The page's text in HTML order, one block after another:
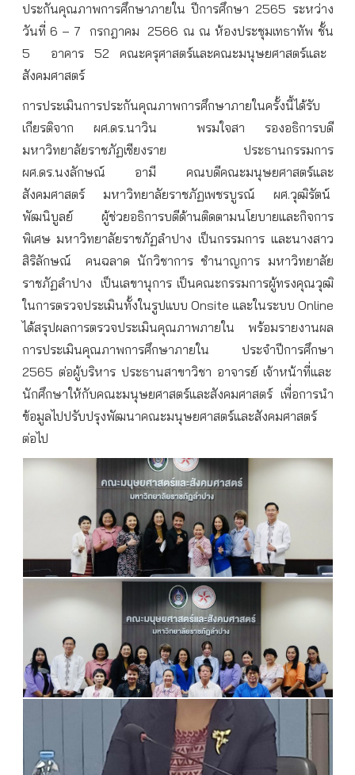
ประกันคุณภาพการศึกษาภายใน ปีการศึกษา 2565 ระหว่าง
วันที่ 6 – 7 กรกฎาคม 2566 ณ ณ ห้องประชุมเทธาทัพ ชั้น
5
อาคาร52 คณะครุศาสตร์และคณะมนุษยศาสตร์และ
สังคมศาสตร์
การประเมินการประกันคุณภาพการศึกษาภายในครั้งนี้ได้รับ
เกียรติจาก
ผศ.ดร.นาวิน พรมใจสา
รองอธิการบดี
มหาวิทยาลัยราชภัฏเชียงราย
ประธานกรรมการ
ผศ.ดร.นงลักษณ์ อามี
คณบดีคณะมนุษยศาสตร์และ
สังคมศาสตร์
มหาวิทยาลัยราชภัฏเพชรบูรณ์ ผศ.วุฒิรัตน์
พัฒนิบูลย์
ผู้ช่วยอธิการบดีด้านติดตามนโยบายและกิจการ
พิเศษ มหาวิทยาลัยราชภัฏลำปาง เป็นกรรมการ และนางสาว
สิริลักษณ์
คนฉลาด นักวิชาการ ชำนาญการ มหาวิทยาลัย
ราชภัฏลำปาง เป็นเลขานุการ เป็นคณะกรรมการผู้ทรงคุณวุฒิ
ในการตรวจประเมินทั้งในรูปแบบ Onsite และในระบบ Online
ได้สรุปผลการตรวจประเมินคุณภาพภายใน
พร้อมรายงานผล
การประเมินคุณภาพการศึกษาภายใน
ประจำปีการศึกษา
2565 ต่อผู้บริหาร ประธานสาขาวิชา อาจารย์ เจ้าหน้าที่และ
นักศึกษาให้กับคณะมนุษยศาสตร์และสังคมศาสตร์ เพื่อการนำ
ข้อมูลไปปรับปรุงพัฒนาคณะมนุษยศาสตร์และสังคมศาสตร์
ต่อไป